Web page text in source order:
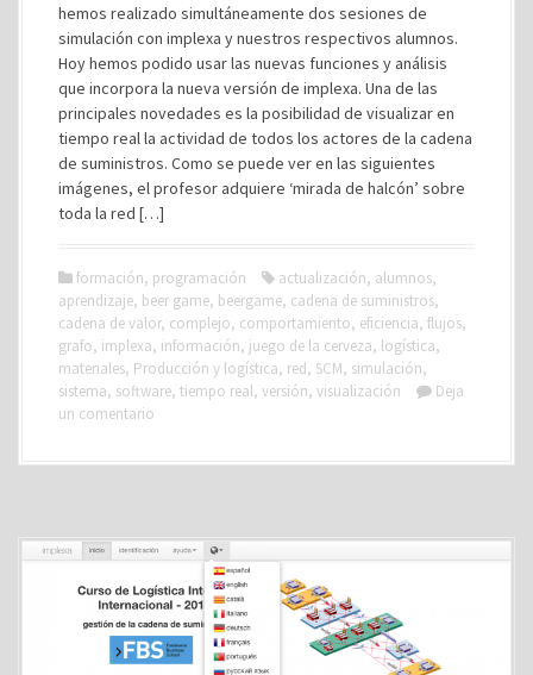
hemos realizado simultáneamente dos sesiones de
simulación con implexa y nuestros respectivos alumnos.
Hoy hemos podido usar las nuevas funciones y análisis
que incorpora la nueva versión de implexa. Una de las
principales novedades es la posibilidad de visualizar en
tiempo real la actividad de todos los actores de la cadena
de suministros. Como se puede ver en las siguientes
imágenes, el profesor adquiere ‘mirada de halcón’ sobre
toda la red […]
formación, programación actualización, alumnos,
aprendizaje, beer game, beergame, cadena de suministros,
cadena de valor, complejo, comportamiento, eficiencia, flujos,
grafo, implexa, información, juego de la cerveza, logística,
materiales, Producción y logística, red, SCM, simulación,
sistema, software, tiempo real, versión, visualización
Deja
un comentario